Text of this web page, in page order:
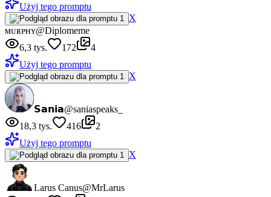
Użyj tego promptu
X
ᴍᴜʀᴘʜʏ@Diplomeme
6,3 tys.
172
4
Użyj tego promptu
X
𝗦𝗮𝗻𝗶𝗮@saniaspeaks_
18,3 tys.
416
2
Użyj tego promptu
X
Larus Canus@MrLarus